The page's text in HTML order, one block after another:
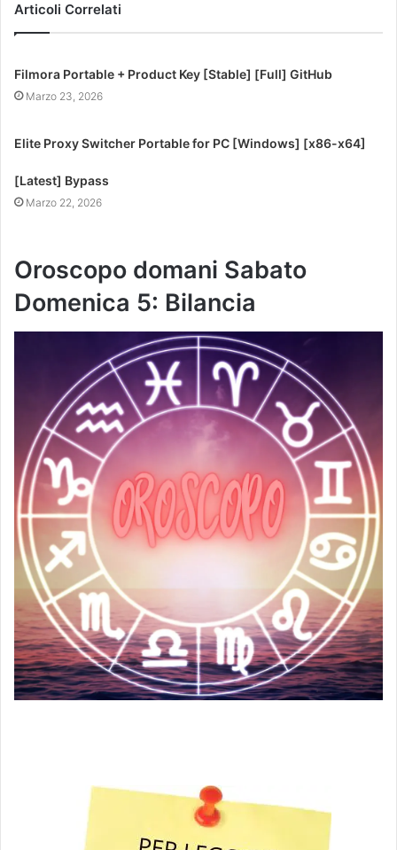
Articoli Correlati
Filmora Portable + Product Key [Stable] [Full] GitHub
Marzo 23, 2026
Elite Proxy Switcher Portable for PC [Windows] [x86-x64]
[Latest] Bypass
Marzo 22, 2026
Oroscopo domani Sabato
Domenica 5: Bilancia